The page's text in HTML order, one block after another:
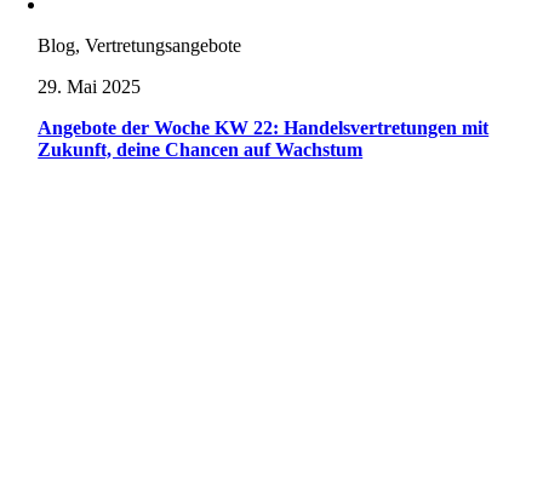
Blog, Vertretungsangebote
29. Mai 2025
Angebote der Woche KW 22: Handelsvertretungen mit
Zukunft, deine Chancen auf Wachstum